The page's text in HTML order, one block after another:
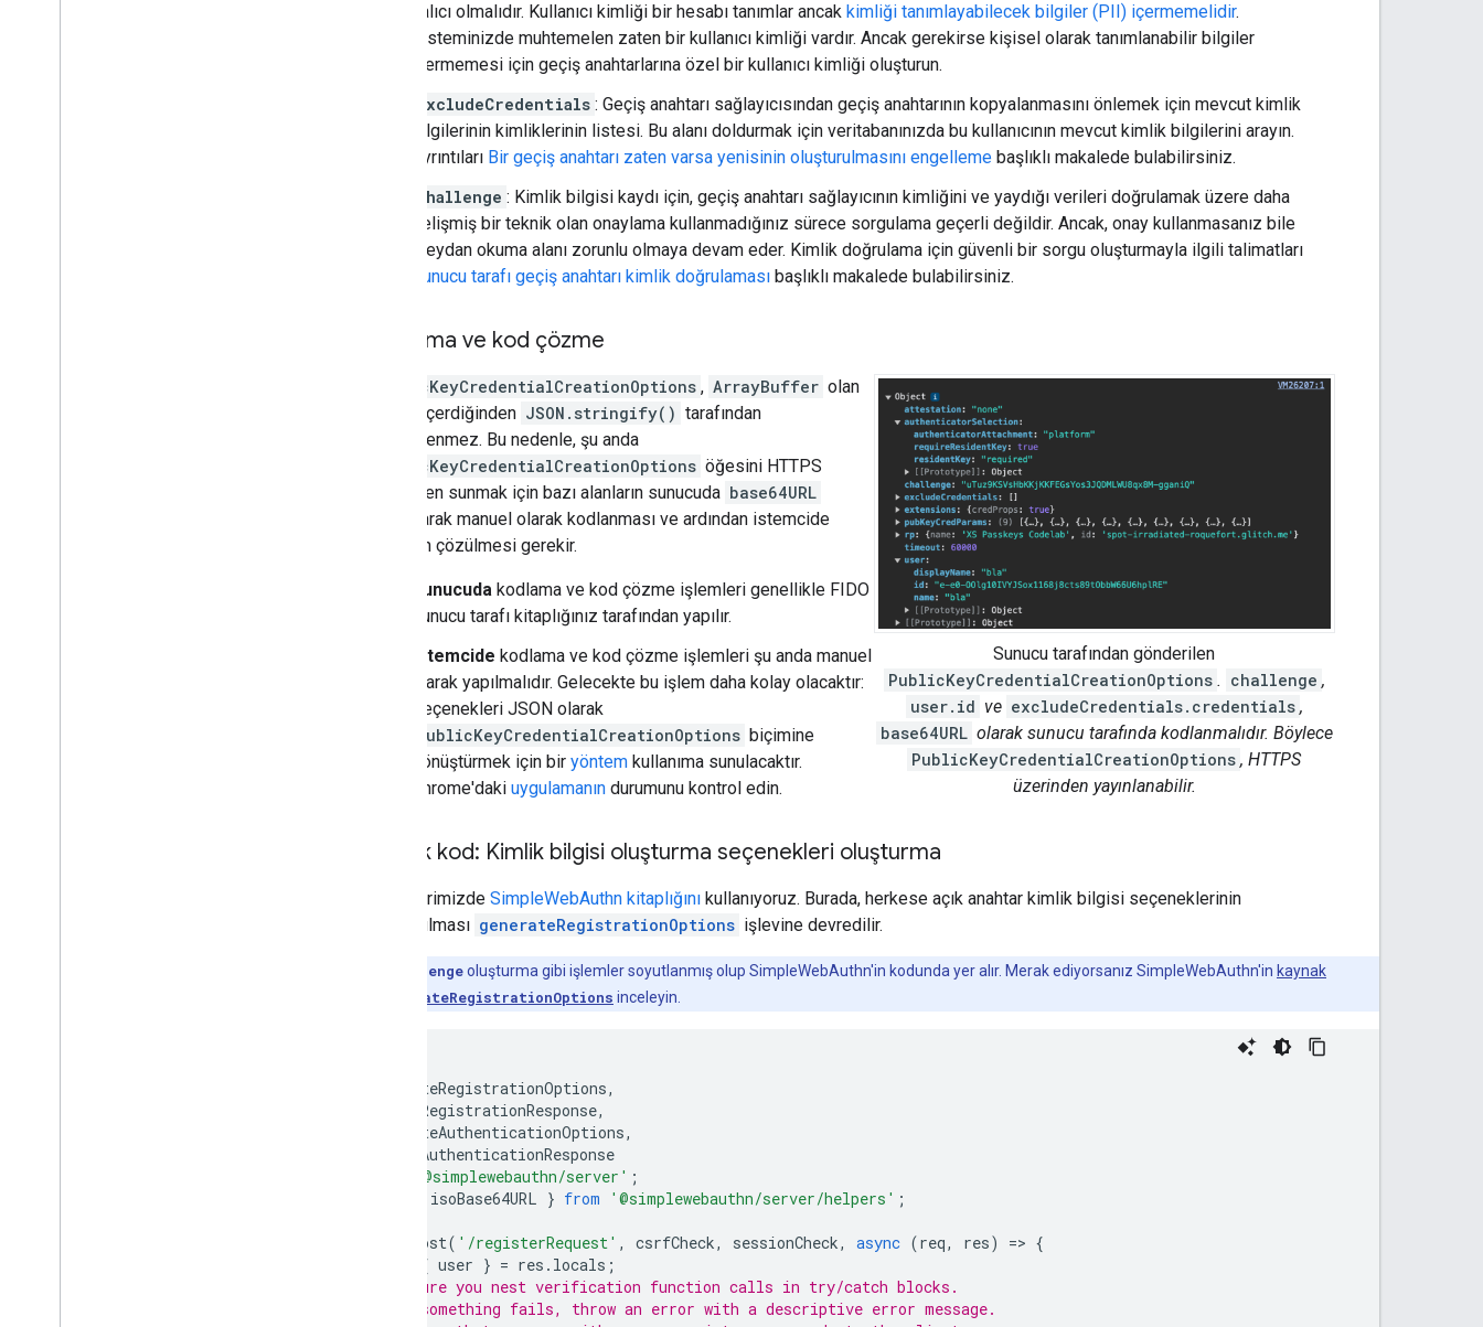
kalıcı olmalıdır. Kullanıcı kimliği bir hesabı tanımlar ancak kimliği tanımlayabilecek bilgiler (PII) içermemelidir.
Sisteminizde muhtemelen zaten bir kullanıcı kimliği vardır. Ancak gerekirse kişisel olarak tanımlanabilir bilgiler
içermemesi için geçiş anahtarlarına özel bir kullanıcı kimliği oluşturun.
excludeCredentials : Geçiş anahtarı sağlayıcısından geçiş anahtarının kopyalanmasını önlemek için mevcut kimlik
bilgilerinin kimliklerinin listesi. Bu alanı doldurmak için veritabanınızda bu kullanıcının mevcut kimlik bilgilerini arayın.
Ayrıntıları Bir geçiş anahtarı zaten varsa yenisinin oluşturulmasını engelleme başlıklı makalede bulabilirsiniz.
challenge : Kimlik bilgisi kaydı için, geçiş anahtarı sağlayıcının kimliğini ve yaydığı verileri doğrulamak üzere daha
gelişmiş bir teknik olan onaylama kullanmadığınız sürece sorgulama geçerli değildir. Ancak, onay kullanmasanız bile
meydan okuma alanı zorunlu olmaya devam eder. Kimlik doğrulama için güvenli bir sorgu oluşturmayla ilgili talimatları
Sunucu tarafı geçiş anahtarı kimlik doğrulaması başlıklı makalede bulabilirsiniz.
Kodlama ve kod çözme
Sunucu tarafından gönderilen
PublicKeyCredentialCreationOptions . challenge ,
user.id ve excludeCredentials.credentials ,
base64URL olarak sunucu tarafında kodlanmalıdır. Böylece
PublicKeyCredentialCreationOptions , HTTPS
üzerinden yayınlanabilir.
PublicKeyCredentialCreationOptions , ArrayBuffer olan
alanlar içerdiğinden JSON.stringify() tarafından
desteklenmez. Bu nedenle, şu anda
PublicKeyCredentialCreationOptions öğesini HTTPS
üzerinden sunmak için bazı alanların sunucuda base64URL
kullanılarak manuel olarak kodlanması ve ardından istemcide
kodunun çözülmesi gerekir.
Sunucuda kodlama ve kod çözme işlemleri genellikle FIDO
sunucu tarafı kitaplığınız tarafından yapılır.
İstemcide kodlama ve kod çözme işlemleri şu anda manuel
olarak yapılmalıdır. Gelecekte bu işlem daha kolay olacaktır:
Seçenekleri JSON olarak
PublicKeyCredentialCreationOptions biçimine
dönüştürmek için bir yöntem kullanıma sunulacaktır.
Chrome'daki uygulamanın durumunu kontrol edin.
Örnek kod: Kimlik bilgisi oluşturma seçenekleri oluşturma
Örneklerimizde SimpleWebAuthn kitaplığını kullanıyoruz. Burada, herkese açık anahtar kimlik bilgisi seçeneklerinin
oluşturulması generateRegistrationOptions işlevine devredilir.
challengeoluşturma gibi işlemler soyutlanmış olup SimpleWebAuthn'in kodunda yer alır. Merak ediyorsanız SimpleWebAuthn'in kaynak
generateRegistrationOptions inceleyin.
generateRegistrationOptions,
verifyRegistrationResponse,
generateAuthenticationOptions,
verifyAuthenticationResponse
'@simplewebauthn/server' ;
isoBase64URL } from '@simplewebauthn/server/helpers' ;
post( '/registerRequest' , csrfCheck, sessionCheck, async (req, res) => {
{ user } = res . locals ;
// Ensure you nest verification function calls in try/catch blocks.
// If something fails, throw an error with a descriptive error message.